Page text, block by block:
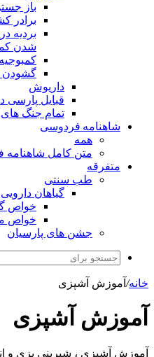
باز
برادر
بردیه
شدن
گشودن
داریوش
قبایل پارسی
تمام جنگ
شاهنامه فردوسی
همه
متن کامل شاهنامه
متفرقه
طب سنتی
گیاهان دارویی
خواص
خواص
جشن های پارسیان
خانه/ آموزش آشپزی
آموزش آشپزی
آموزش آشپزی ، شیرینی پزی و